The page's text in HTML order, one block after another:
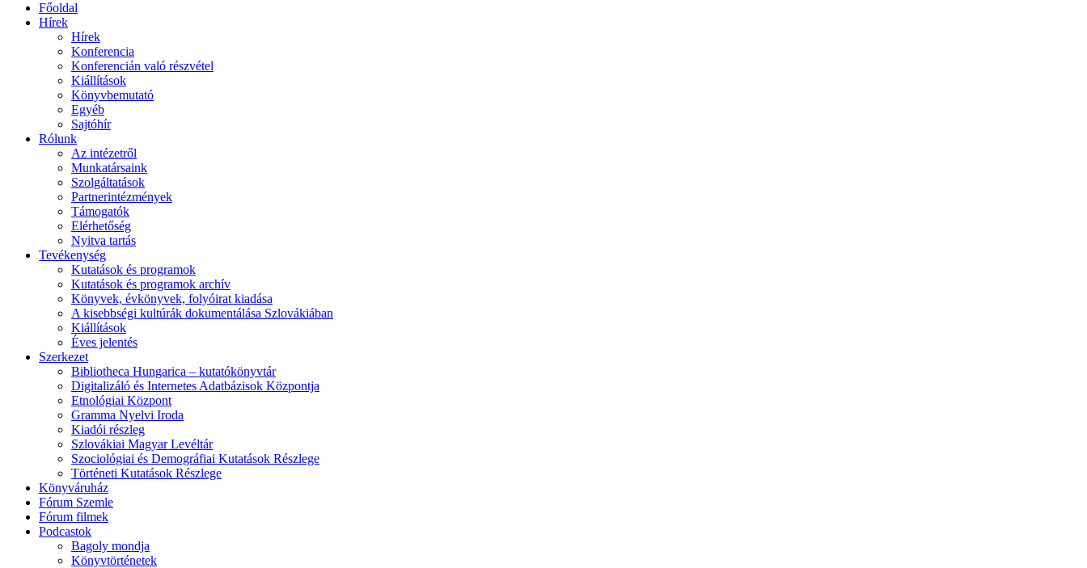
Főoldal
Hírek
Hírek
Konferencia
Konferencián való részvétel
Kiállítások
Könyvbemutató
Egyéb
Sajtóhír
Rólunk
Az intézetről
Munkatársaink
Szolgáltatások
Partnerintézmények
Támogatók
Elérhetőség
Nyitva tartás
Tevékenység
Kutatások és programok
Kutatások és programok archív
Könyvek, évkönyvek, folyóirat kiadása
A kisebbségi kultúrák dokumentálása Szlovákiában
Kiállítások
Éves jelentés
Szerkezet
Bibliotheca Hungarica – kutatókönyvtár
Digitalizáló és Internetes Adatbázisok Központja
Etnológiai Központ
Gramma Nyelvi Iroda
Kiadói részleg
Szlovákiai Magyar Levéltár
Szociológiai és Demográfiai Kutatások Részlege
Történeti Kutatások Részlege
Könyváruház
Fórum Szemle
Fórum filmek
Podcastok
Bagoly mondja
Könyvtörténetek